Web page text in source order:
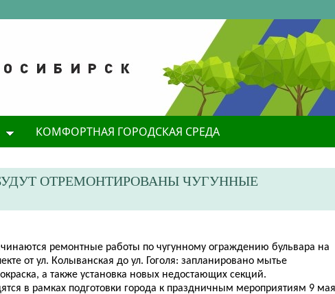
КОМФОРТНАЯ ГОРОДСКАЯ СРЕДА
ОТРЕМОНТИРОВАНЫ ЧУГУННЫЕ
ремонтные работы по чугунному ограждению бульвара на
от ул. Колыванская до ул. Гоголя: запланировано мытье
а также установка новых недостающих секций.
в рамках подготовки города к праздничным мероприятиям 9